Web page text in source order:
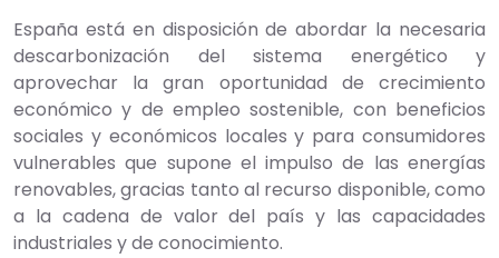
España está en disposición de abordar la necesaria
descarbonización del sistema energético y
aprovechar la gran oportunidad de crecimiento
económico y de empleo sostenible, con beneficios
sociales y económicos locales y para consumidores
vulnerables que supone el impulso de las energías
renovables, gracias tanto al recurso disponible, como
a la cadena de valor del país y las capacidades
industriales y de conocimiento.